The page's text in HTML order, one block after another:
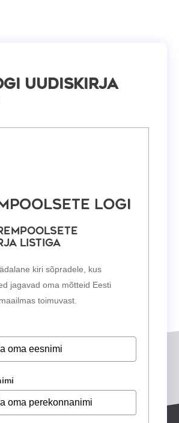
uudiskirja
listiga
kiri sõpradele, kus
jagavad oma mõtteid Eesti
toimuvast.